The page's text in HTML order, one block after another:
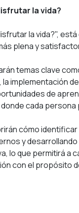
la vida?
la vida?",
plena y
temas clave
implementación
de
cada
cómo
y
lo que permitirá a
con el propósito